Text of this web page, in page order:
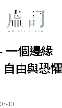
個邊緣
由與恐懼
10